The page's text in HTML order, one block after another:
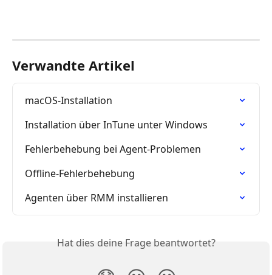
Verwandte Artikel
macOS-Installation
Installation über InTune unter Windows
Fehlerbehebung bei Agent-Problemen
Offline-Fehlerbehebung
Agenten über RMM installieren
Hat dies deine Frage beantwortet?